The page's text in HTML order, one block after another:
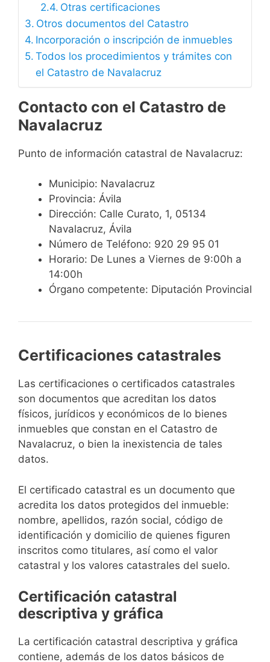
Otras certificaciones
Otros documentos del Catastro
Incorporación o inscripción de inmuebles
Todos los procedimientos y trámites con
el Catastro de Navalacruz
Contacto con el Catastro de
Navalacruz
Punto de información catastral de Navalacruz:
Municipio: Navalacruz
Provincia: Ávila
Dirección: Calle Curato, 1, 05134
Navalacruz, Ávila
Número de Teléfono: 920 29 95 01
Horario: De Lunes a Viernes de 9:00h a
14:00h
Órgano competente: Diputación Provincial
Certificaciones catastrales
Las certificaciones o certificados catastrales
son documentos que acreditan los datos
físicos, jurídicos y económicos de lo bienes
inmuebles que constan en el Catastro de
Navalacruz, o bien la inexistencia de tales
datos.
El certificado catastral es un documento que
acredita los datos protegidos del inmueble:
nombre, apellidos, razón social, código de
identificación y domicilio de quienes figuren
inscritos como titulares, así como el valor
catastral y los valores catastrales del suelo.
Certificación catastral
descriptiva y gráfica
La certificación catastral descriptiva y gráfica
contiene, además de los datos básicos de